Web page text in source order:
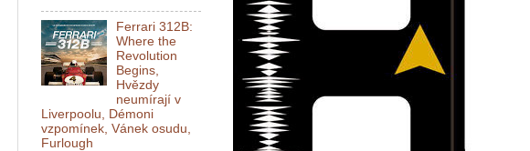
Ferrari 312B:
Where the
Revolution
Begins,
Hvězdy
neumírají v
Liverpoolu, Démoni
vzpomínek, Vánek osudu,
Furlough